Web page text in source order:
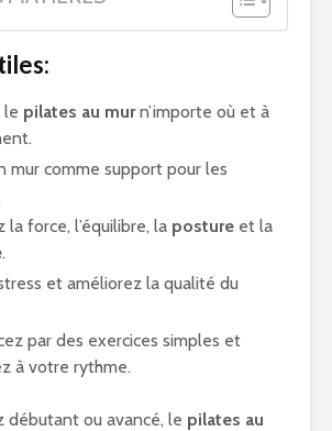
le pilates au murn’importe où et à
mur comme support pour les
la force, l’équilibre, la posture et la
.
et améliorez la qualité du
par des exercices simples et
à votre rythme.
débutant ou avancé, le pilates au